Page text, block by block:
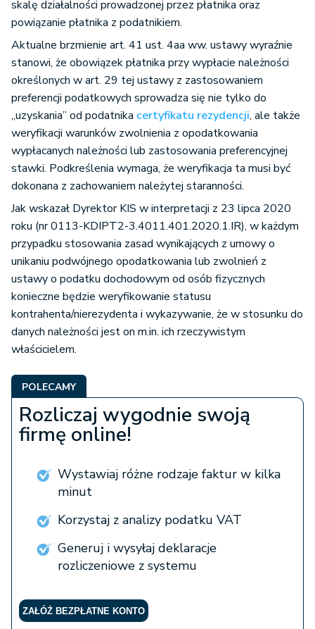
skalę działalności prowadzonej przez płatnika oraz
powiązanie płatnika z podatnikiem.
Aktualne brzmienie art. 41 ust. 4aa ww. ustawy wyraźnie
stanowi, że obowiązek płatnika przy wypłacie należności
określonych w art. 29 tej ustawy z zastosowaniem
preferencji podatkowych sprowadza się nie tylko do
„uzyskania” od podatnika certyfikatu rezydencji, ale także
weryfikacji warunków zwolnienia z opodatkowania
wypłacanych należności lub zastosowania preferencyjnej
stawki. Podkreślenia wymaga, że weryfikacja ta musi być
dokonana z zachowaniem należytej staranności.
Jak wskazał Dyrektor KIS w interpretacji z 23 lipca 2020
roku (nr 0113-KDIPT2-3.4011.401.2020.1.IR), w każdym
przypadku stosowania zasad wynikających z umowy o
unikaniu podwójnego opodatkowania lub zwolnień z
ustawy o podatku dochodowym od osób fizycznych
konieczne będzie weryfikowanie statusu
kontrahenta/nierezydenta i wykazywanie, że w stosunku do
danych należności jest on m.in. ich rzeczywistym
właścicielem.
POLECAMY
Rozliczaj wygodnie swoją
firmę online!
Wystawiaj różne rodzaje faktur w kilka
minut
Korzystaj z analizy podatku VAT
Generuj i wysyłaj deklaracje
rozliczeniowe z systemu
ZAŁÓŻ BEZPŁATNE KONTO